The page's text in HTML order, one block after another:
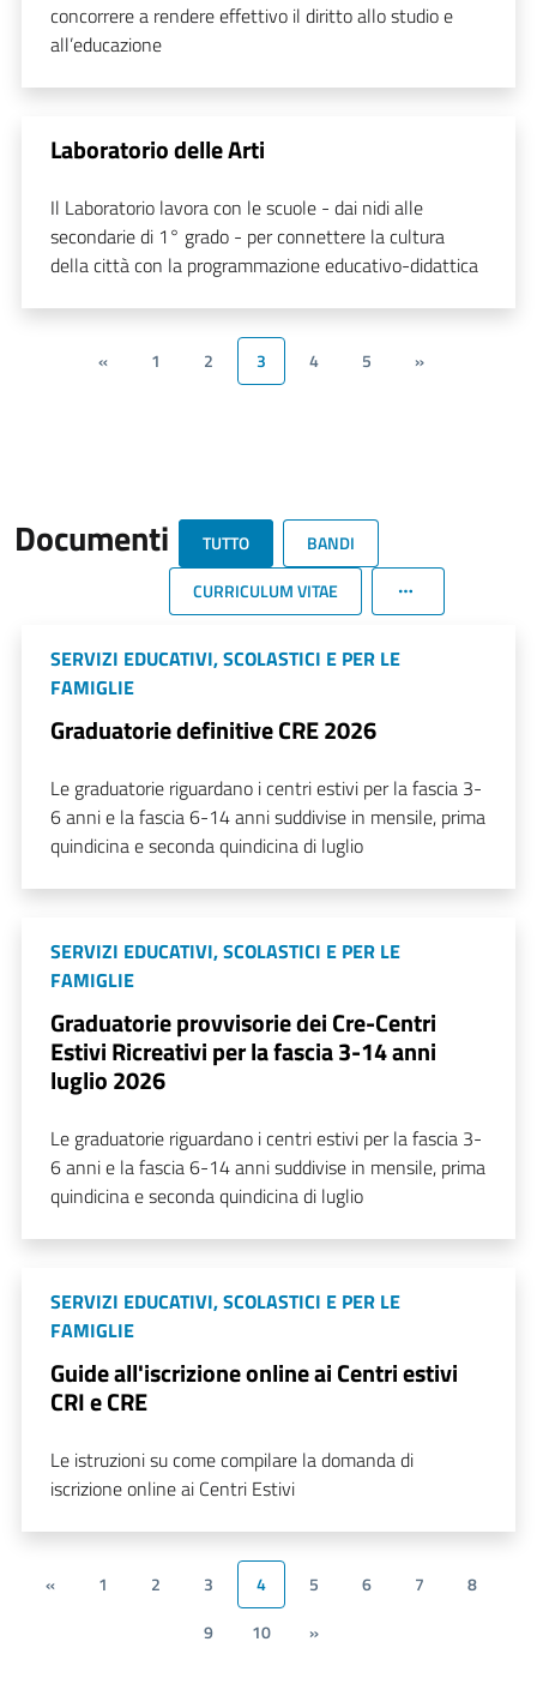
concorrere a rendere effettivo il diritto allo studio e
all’educazione
Laboratorio delle Arti
Il Laboratorio lavora con le scuole - dai nidi alle
secondarie di 1° grado - per connettere la cultura
della città con la programmazione educativo-didattica
« 1 2 3 4 5 »
Documenti TUTTO
BANDI
CURRICULUM VITAE
SERVIZI EDUCATIVI, SCOLASTICI E PER LE
FAMIGLIE
Graduatorie definitive CRE 2026
Le graduatorie riguardano i centri estivi per la fascia 3-
6 anni e la fascia 6-14 anni suddivise in mensile, prima
quindicina e seconda quindicina di luglio
SERVIZI EDUCATIVI, SCOLASTICI E PER LE
FAMIGLIE
Graduatorie provvisorie dei Cre-Centri
Estivi Ricreativi per la fascia 3-14 anni
luglio 2026
Le graduatorie riguardano i centri estivi per la fascia 3-
6 anni e la fascia 6-14 anni suddivise in mensile, prima
quindicina e seconda quindicina di luglio
SERVIZI EDUCATIVI, SCOLASTICI E PER LE
FAMIGLIE
Guide all'iscrizione online ai Centri estivi
CRI e CRE
Le istruzioni su come compilare la domanda di
iscrizione online ai Centri Estivi
« 1 2 3 4 5 6 7
8
9
10 »